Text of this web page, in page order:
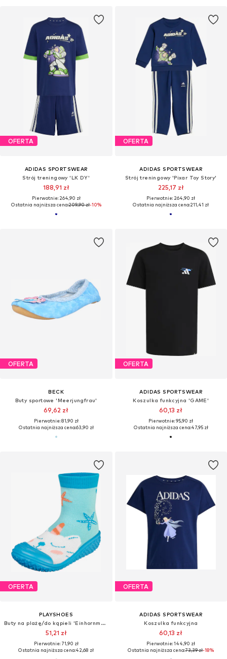
OFERTA
ADIDAS SPORTSWEAR
Strój treningowy 'LK DY'
188,91 zł
Pierwotnie: 264,90 zł
Ostatnia najniższa cena:209,90 zł-10%
OFERTA
ADIDAS SPORTSWEAR
Strój treningowy 'Pixar Toy Story'
225,17 zł
Pierwotnie: 264,90 zł
Ostatnia najniższa cena:211,41 zł
OFERTA
BECK
Buty sportowe 'Meerjungfrau'
69,62 zł
Pierwotnie: 81,90 zł
Ostatnia najniższa cena:63,90 zł
OFERTA
ADIDAS SPORTSWEAR
Koszulka funkcyjna 'GAME'
60,13 zł
Pierwotnie: 95,90 zł
Ostatnia najniższa cena:47,95 zł
OFERTA
PLAYSHOES
Buty na plażę/do kąpieli 'Einhornmeerkatze'
51,21 zł
Pierwotnie: 71,90 zł
Ostatnia najniższa cena:42,68 zł
OFERTA
ADIDAS SPORTSWEAR
Koszulka funkcyjna
60,13 zł
Pierwotnie: 144,90 zł
Ostatnia najniższa cena:73,39 zł-18%